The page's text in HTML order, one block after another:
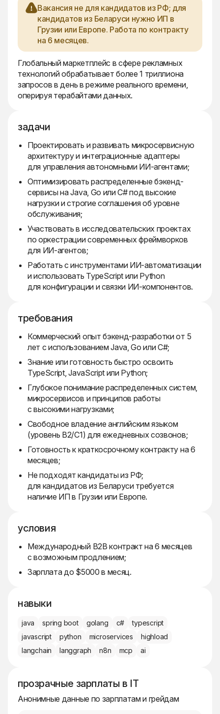
Вакансия не для кандидатов из РФ; для
кандидатов из Беларуси нужно ИП в
Грузии или Европе. Работа по контракту
на 6 месяцев.
Глобальный маркетплейс в сфере рекламных
технологий обрабатывает более 1 триллиона
запросов в день в режиме реального времени,
оперируя терабайтами данных.
задачи
Проектировать и развивать микросервисную
архитектуру и интеграционные адаптеры
для управления автономными ИИ-агентами;
Оптимизировать распределенные бэкенд-
сервисы на Java, Go или C# под высокие
нагрузки и строгие соглашения об уровне
обслуживания;
Участвовать в исследовательских проектах
по оркестрации современных фреймворков
для ИИ-агентов;
Работать с инструментами ИИ-автоматизации
и использовать TypeScript или Python
для конфигурации и связки ИИ-компонентов.
требования
Коммерческий опыт бэкенд-разработки от 5
лет с использованием Java, Go или C#;
Знание или готовность быстро освоить
TypeScript, JavaScript или Python;
Глубокое понимание распределенных систем,
микросервисов и принципов работы
с высокими нагрузками;
Свободное владение английским языком
(уровень B2/C1) для ежедневных созвонов;
Готовность к краткосрочному контракту на 6
месяцев;
Не подходят кандидаты из РФ;
для кандидатов из Беларуси требуется
наличие ИП в Грузии или Европе.
условия
Международный B2B контракт на 6 месяцев
с возможным продлением;
Зарплата до $5000 в месяц.
навыки
java spring boot golang c#
typescript
javascript
python microservices
highload
langchain
langgraph n8n mcp ai
прозрачные зарплаты в IT
Анонимные данные по зарплатам и грейдам